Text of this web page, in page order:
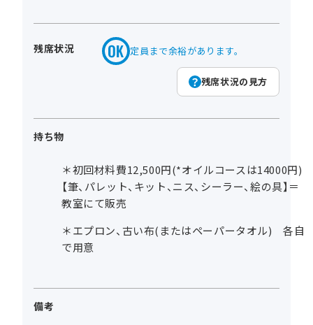
残席状況 定員まで余裕があります。
残席状況の見方
持ち物
＊初回材料費12,500円(*オイルコースは14000円)
【筆、パレット、キット、ニス、シーラー、絵の具】＝
教室にて販売
＊エプロン、古い布(またはペーパータオル) 各自
で用意
備考